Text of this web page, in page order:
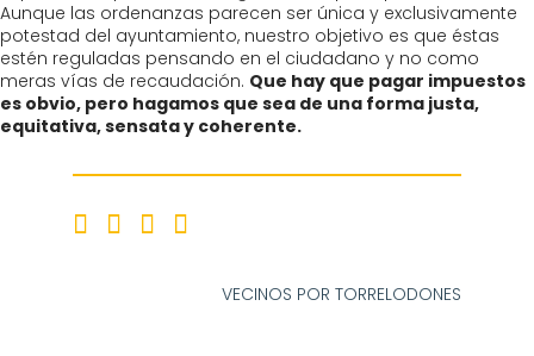
Aunque las ordenanzas parecen ser única y exclusivamente
potestad del ayuntamiento, nuestro objetivo es que éstas
estén reguladas pensando en el ciudadano y no como
meras vías de recaudación. Que hay que pagar impuestos
es obvio, pero hagamos que sea de una forma justa,
equitativa, sensata y coherente.
VECINOS POR TORRELODONES